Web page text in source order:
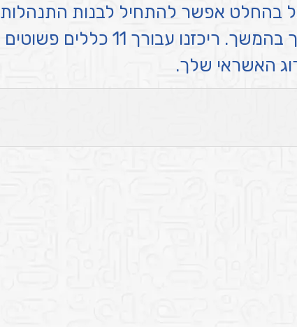
בהחלט אפשר להתחיל לבנות התנהלות
טובה יותר שתעזור לך בהמשך. ריכזנו עבורך 11 כללים פשוטים
האשראי שלך.